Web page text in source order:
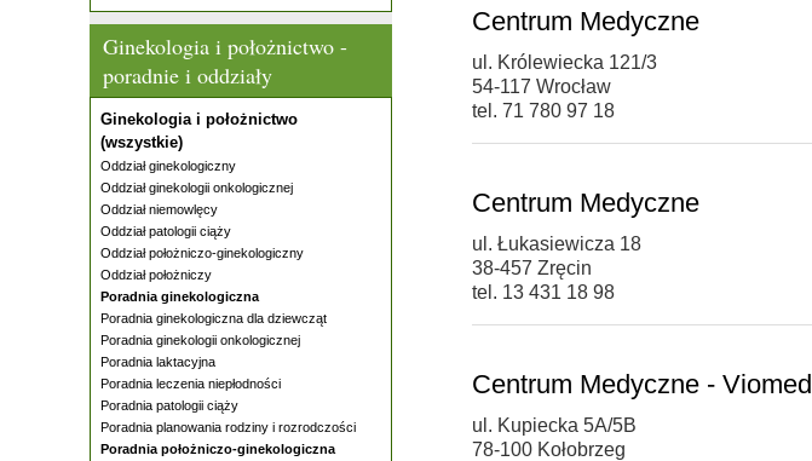
Ginekologia i położnictwo -
poradnie i oddziały
Ginekologia i położnictwo
(wszystkie)
Oddział ginekologiczny
Oddział ginekologii onkologicznej
Oddział niemowlęcy
Oddział patologii ciąży
Oddział położniczo-ginekologiczny
Oddział położniczy
Poradnia ginekologiczna
Poradnia ginekologiczna dla dziewcząt
Poradnia ginekologii onkologicznej
Poradnia laktacyjna
Poradnia leczenia niepłodności
Poradnia patologii ciąży
Poradnia planowania rodziny i rozrodczości
Poradnia położniczo-ginekologiczna
Centrum Medyczne
ul. Królewiecka 121/3
54-117 Wrocław
tel. 71 780 97 18
Centrum Medyczne
ul. Łukasiewicza 18
38-457 Zręcin
tel. 13 431 18 98
Centrum Medyczne - Viomed
ul. Kupiecka 5A/5B
78-100 Kołobrzeg